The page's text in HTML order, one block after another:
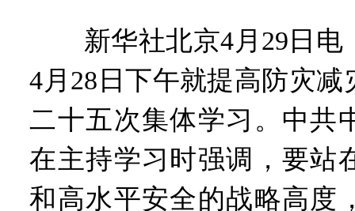
新华社北京4月29日电
4月28日下午就提高防灾
二十五次集体学习。中共
在主持学习时强调，要站
和高水平安全的战略高度